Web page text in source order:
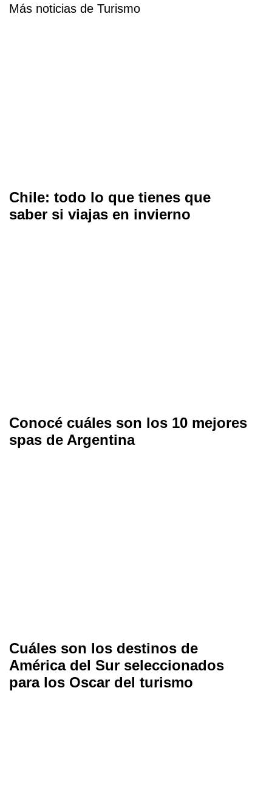
Más noticias de Turismo
Chile: todo lo que tienes que
saber si viajas en invierno
Conocé cuáles son los 10 mejores
spas de Argentina
Cuáles son los destinos de
América del Sur seleccionados
para los Oscar del turismo